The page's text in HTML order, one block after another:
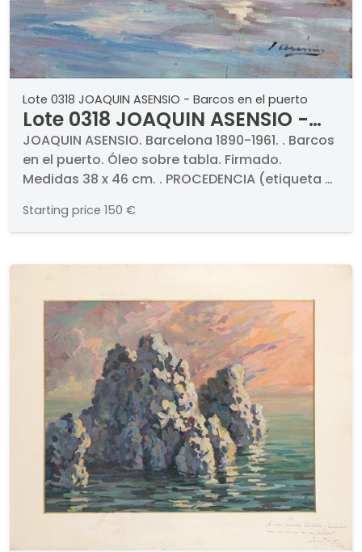
Lote 0318 JOAQUIN ASENSIO - Barcos en el puerto
Lote 0318 JOAQUIN ASENSIO -
Barcos en el puerto
JOAQUIN ASENSIO. Barcelona 1890-1961. . Barcos
en el puerto. Óleo sobre tabla. Firmado.
Medidas 38 x 46 cm. . PROCEDENCIA (etiqueta al
Biosca, Madrid. Colección particular
Starting price 150 €